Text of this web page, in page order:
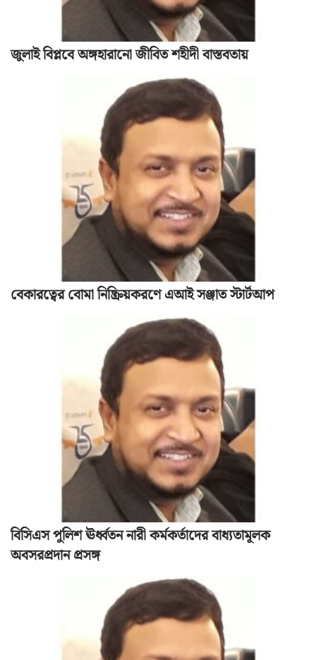
জুলাই বিপ্লবে অঙ্গহারানো জীবিত শহীদী বাস্তবতায়
বেকারত্বের বোমা নিষ্ক্রিয়করণে এআই সঞ্জাত স্টার্টআপ
বিসিএস পুলিশ ঊর্ধ্বতন নারী কর্মকর্তাদের বাধ্যতামূলক
অবসরপ্রদান প্রসঙ্গ